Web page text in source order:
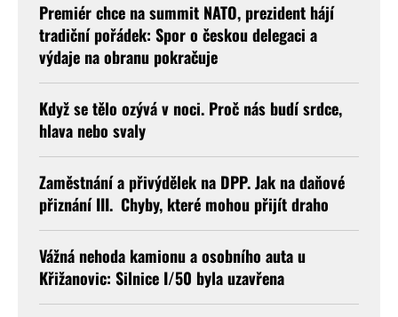
Premiér chce na summit NATO, prezident hájí
tradiční pořádek: Spor o českou delegaci a
výdaje na obranu pokračuje
Když se tělo ozývá v noci. Proč nás budí srdce,
hlava nebo svaly
Zaměstnání a přivýdělek na DPP. Jak na daňové
přiznání III. Chyby, které mohou přijít draho
Vážná nehoda kamionu a osobního auta u
Křižanovic: Silnice I/50 byla uzavřena